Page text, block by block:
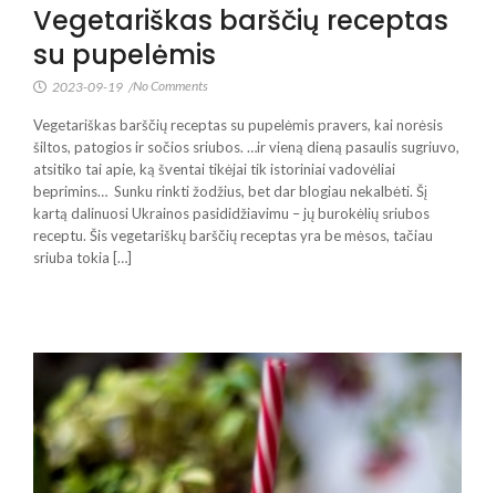
Vegetariškas barščių receptas
su pupelėmis
2023-09-19 /No Comments
Vegetariškas barščių receptas su pupelėmis pravers, kai norėsis
šiltos, patogios ir sočios sriubos. …ir vieną dieną pasaulis sugriuvo,
atsitiko tai apie, ką šventai tikėjai tik istoriniai vadovėliai
beprimins… Sunku rinkti žodžius, bet dar blogiau nekalbėti. Šį
kartą dalinuosi Ukrainos pasididžiavimu – jų burokėlių sriubos
receptu. Šis vegetariškų barščių receptas yra be mėsos, tačiau
sriuba tokia […]